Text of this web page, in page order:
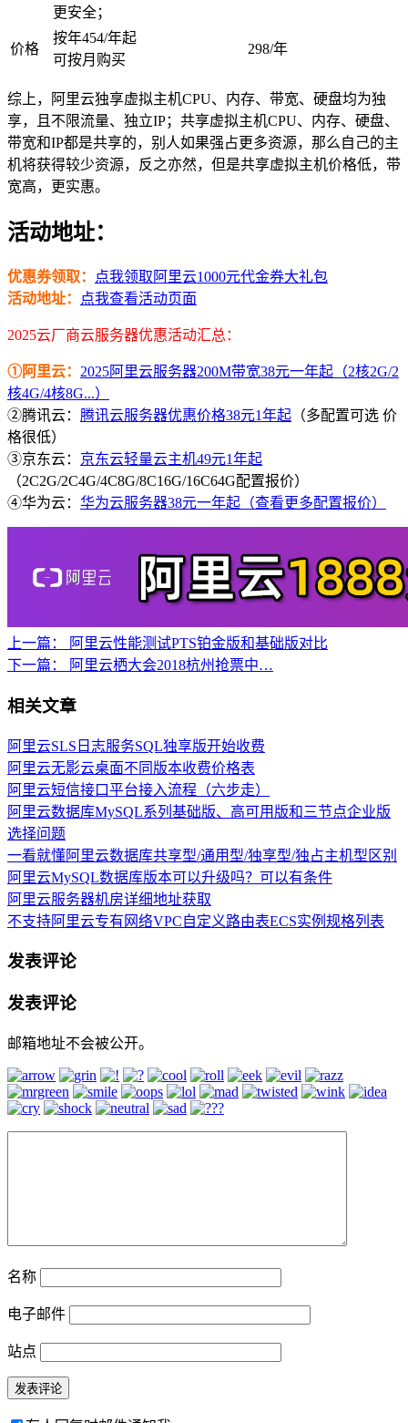
更安全；
价格
按年454/年起
可按月购买
298/年
综上，阿里云独享虚拟主机CPU、内存、带宽、硬盘均为独
享，且不限流量、独立IP；共享虚拟主机CPU、内存、硬盘、
带宽和IP都是共享的，别人如果强占更多资源，那么自己的主
机将获得较少资源，反之亦然，但是共享虚拟主机价格低，带
宽高，更实惠。
活动地址：
优惠券领取：
点我领取阿里云1000元代金券大礼包
活动地址：
点我查看活动页面
2025云厂商云服务器优惠活动汇总：
①阿里云： 2025阿里云服务器200M带宽38元一年起（2核2G/2
核4G/4核8G...）
②腾讯云： 腾讯云服务器优惠价格38元1年起 （多配置可选 价
格很低）
③京东云： 京东云轻量云主机49元1年起
（2C2G/2C4G/4C8G/8C16G/16C64G配置报价）
④华为云： 华为云服务器38元一年起（查看更多配置报价）
上一篇：
阿里云性能测试PTS铂金版和基础版对比
下一篇：
阿里云栖大会2018杭州抢票中…
相关文章
阿里云SLS日志服务SQL独享版开始收费
阿里云无影云桌面不同版本收费价格表
阿里云短信接口平台接入流程（六步走）
阿里云数据库MySQL系列基础版、高可用版和三节点企业版
选择问题
一看就懂阿里云数据库共享型/通用型/独享型/独占主机型区别
阿里云MySQL数据库版本可以升级吗？可以有条件
阿里云服务器机房详细地址获取
不支持阿里云专有网络VPC自定义路由表ECS实例规格列表
发表评论
发表评论
邮箱地址不会被公开。
名称
电子邮件
站点